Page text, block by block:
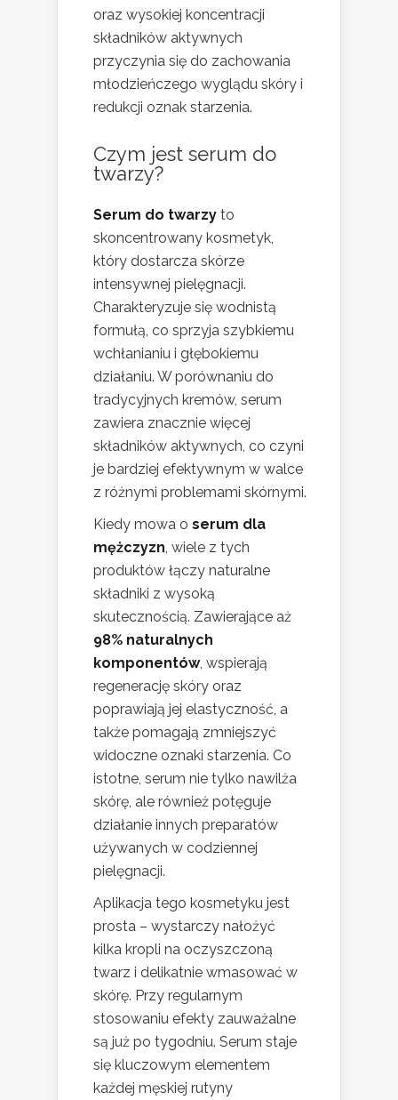
oraz wysokiej koncentracji
składników aktywnych
przyczynia się do zachowania
młodzieńczego wyglądu skóry i
redukcji oznak starzenia.
Czym jest serum do
twarzy?
Serum do twarzy to
skoncentrowany kosmetyk,
który dostarcza skórze
intensywnej pielęgnacji.
Charakteryzuje się wodnistą
formułą, co sprzyja szybkiemu
wchłanianiu i głębokiemu
działaniu. W porównaniu do
tradycyjnych kremów, serum
zawiera znacznie więcej
składników aktywnych, co czyni
je bardziej efektywnym w walce
z różnymi problemami skórnymi.
Kiedy mowa o serum dla
mężczyzn, wiele z tych
produktów łączy naturalne
składniki z wysoką
skutecznością. Zawierające aż
98% naturalnych
komponentów, wspierają
regenerację skóry oraz
poprawiają jej elastyczność, a
także pomagają zmniejszyć
widoczne oznaki starzenia. Co
istotne, serum nie tylko nawilża
skórę, ale również potęguje
działanie innych preparatów
używanych w codziennej
pielęgnacji.
Aplikacja tego kosmetyku jest
prosta – wystarczy nałożyć
kilka kropli na oczyszczoną
twarz i delikatnie wmasować w
skórę. Przy regularnym
stosowaniu efekty zauważalne
są już po tygodniu. Serum staje
się kluczowym elementem
każdej męskiej rutyny